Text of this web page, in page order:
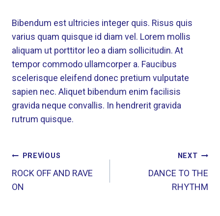
Bibendum est ultricies integer quis. Risus quis
varius quam quisque id diam vel. Lorem mollis
aliquam ut porttitor leo a diam sollicitudin. At
tempor commodo ullamcorper a. Faucibus
scelerisque eleifend donec pretium vulputate
sapien nec. Aliquet bibendum enim facilisis
gravida neque convallis. In hendrerit gravida
rutrum quisque.
PREVIOUS
ROCK OFF AND RAVE
ON
NEXT
DANCE TO THE
RHYTHM